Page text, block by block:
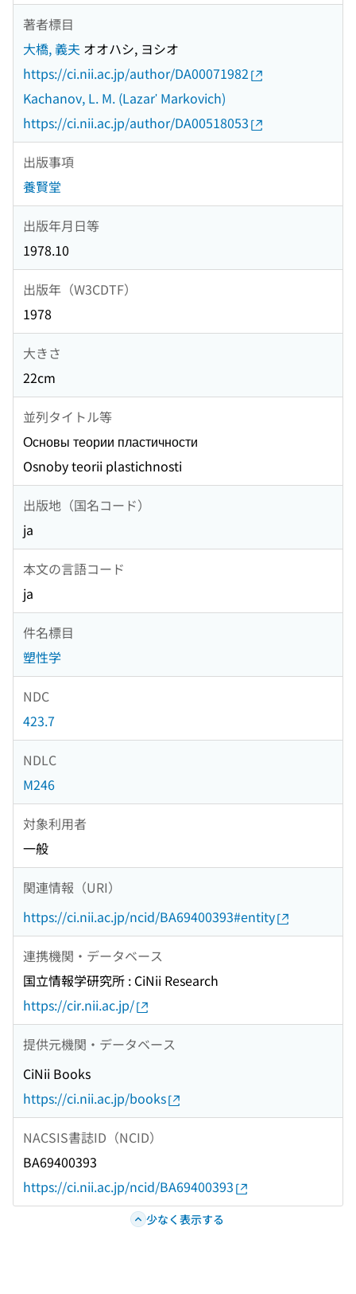
著者標目
大橋, 義夫 オオハシ, ヨシオ
https://ci.nii.ac.jp/author/DA00071982
Kachanov, L. M. (Lazarʹ Markovich)
https://ci.nii.ac.jp/author/DA00518053
出版事項
養賢堂
出版年月日等
1978.10
出版年（W3CDTF）
1978
大きさ
22cm
並列タイトル等
Основы теории пластичности
Osnoby teorii plastichnosti
出版地（国名コード）
ja
本文の言語コード
ja
件名標目
塑性学
NDC
423.7
NDLC
M246
対象利用者
一般
関連情報（URI）
https://ci.nii.ac.jp/ncid/BA69400393#entity
連携機関・データベース
国立情報学研究所 : CiNii Research
https://cir.nii.ac.jp/
提供元機関・データベース
CiNii Books
https://ci.nii.ac.jp/books
NACSIS書誌ID（NCID）
BA69400393
https://ci.nii.ac.jp/ncid/BA69400393
少なく表示する